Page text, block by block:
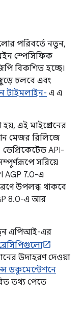
পরিবর্তে নতুন,
স্পেসিফিক
বিকশিত হচ্ছে।
চলবে এবং
টাইমলাইন- এ এ
এই মাইগ্রেশনের
মেজর রিলিজে
ডেপ্রিকেটেড API-
সরিয়ে
AGP 7.0-এ
উপলব্ধ থাকবে
8.0-এ আর
এপিআই-এর
রেসিপিগুলো
উদাহরণ দেওয়া
ডকুমেন্টেশনে
তথ্য পেতে